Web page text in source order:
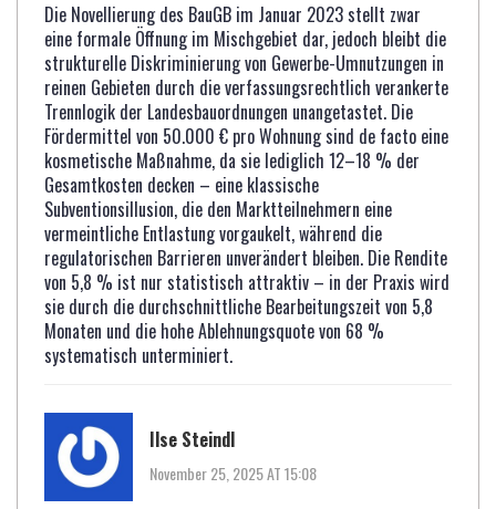
Die Novellierung des BauGB im Januar 2023 stellt zwar
eine formale Öffnung im Mischgebiet dar, jedoch bleibt die
strukturelle Diskriminierung von Gewerbe-Umnutzungen in
reinen Gebieten durch die verfassungsrechtlich verankerte
Trennlogik der Landesbauordnungen unangetastet. Die
Fördermittel von 50.000 € pro Wohnung sind de facto eine
kosmetische Maßnahme, da sie lediglich 12–18 % der
Gesamtkosten decken – eine klassische
Subventionsillusion, die den Marktteilnehmern eine
vermeintliche Entlastung vorgaukelt, während die
regulatorischen Barrieren unverändert bleiben. Die Rendite
von 5,8 % ist nur statistisch attraktiv – in der Praxis wird
sie durch die durchschnittliche Bearbeitungszeit von 5,8
Monaten und die hohe Ablehnungsquote von 68 %
systematisch unterminiert.
Ilse Steindl
November 25, 2025 AT 15:08